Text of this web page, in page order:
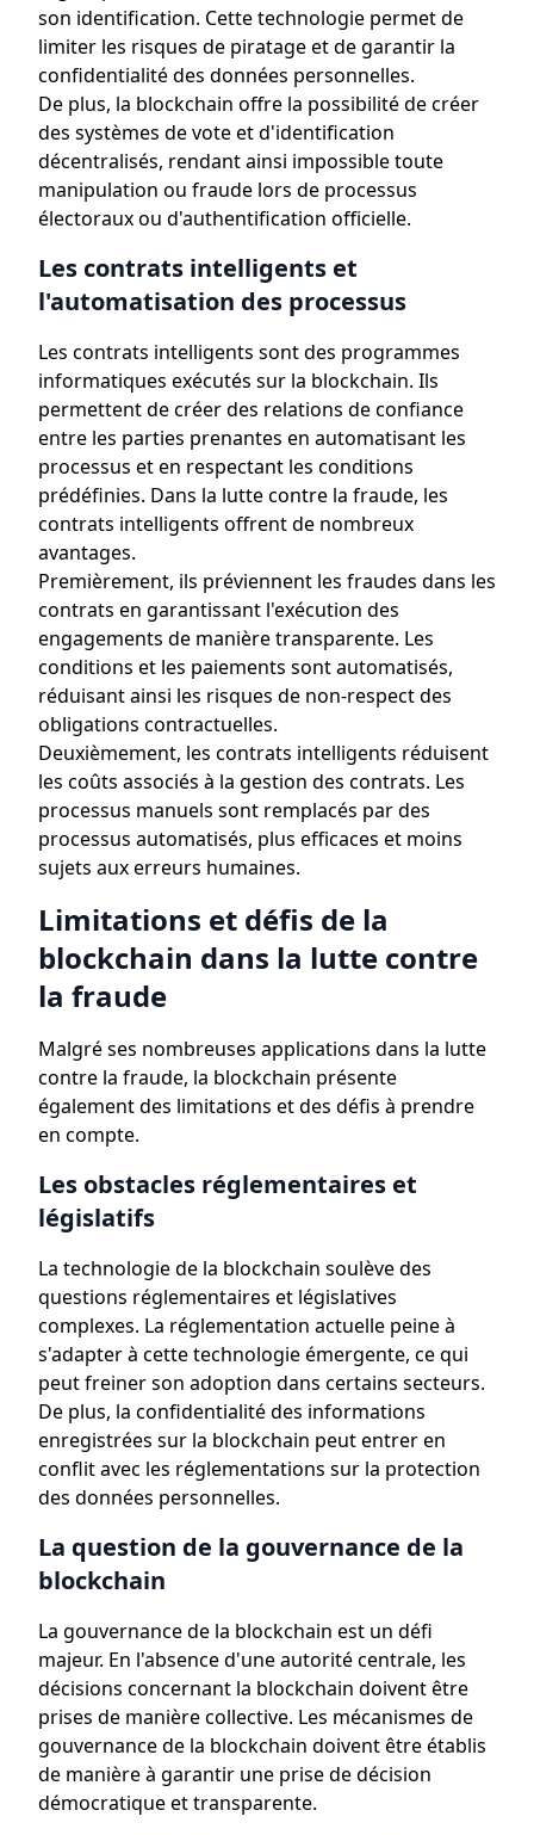
son identification. Cette technologie permet de
limiter les risques de piratage et de garantir la
confidentialité des données personnelles.
De plus, la blockchain offre la possibilité de créer
des systèmes de vote et d'identification
décentralisés, rendant ainsi impossible toute
manipulation ou fraude lors de processus
électoraux ou d'authentification officielle.
Les contrats intelligents et
l'automatisation des processus
Les contrats intelligents sont des programmes
informatiques exécutés sur la blockchain. Ils
permettent de créer des relations de confiance
entre les parties prenantes en automatisant les
processus et en respectant les conditions
prédéfinies. Dans la lutte contre la fraude, les
contrats intelligents offrent de nombreux
avantages.
Premièrement, ils préviennent les fraudes dans les
contrats en garantissant l'exécution des
engagements de manière transparente. Les
conditions et les paiements sont automatisés,
réduisant ainsi les risques de non-respect des
obligations contractuelles.
Deuxièmement, les contrats intelligents réduisent
les coûts associés à la gestion des contrats. Les
processus manuels sont remplacés par des
processus automatisés, plus efficaces et moins
sujets aux erreurs humaines.
Limitations et défis de la
blockchain dans la lutte contre
la fraude
Malgré ses nombreuses applications dans la lutte
contre la fraude, la blockchain présente
également des limitations et des défis à prendre
en compte.
Les obstacles réglementaires et
législatifs
La technologie de la blockchain soulève des
questions réglementaires et législatives
complexes. La réglementation actuelle peine à
s'adapter à cette technologie émergente, ce qui
peut freiner son adoption dans certains secteurs.
De plus, la confidentialité des informations
enregistrées sur la blockchain peut entrer en
conflit avec les réglementations sur la protection
des données personnelles.
La question de la gouvernance de la
blockchain
La gouvernance de la blockchain est un défi
majeur. En l'absence d'une autorité centrale, les
décisions concernant la blockchain doivent être
prises de manière collective. Les mécanismes de
gouvernance de la blockchain doivent être établis
de manière à garantir une prise de décision
démocratique et transparente.